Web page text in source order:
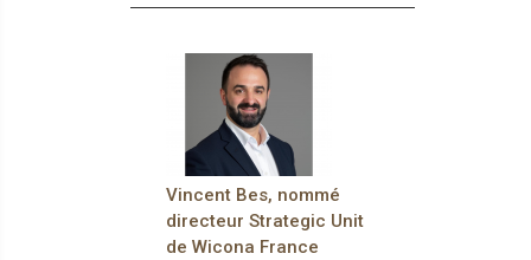
Vincent Bes, nommé
directeur Strategic Unit
de Wicona France